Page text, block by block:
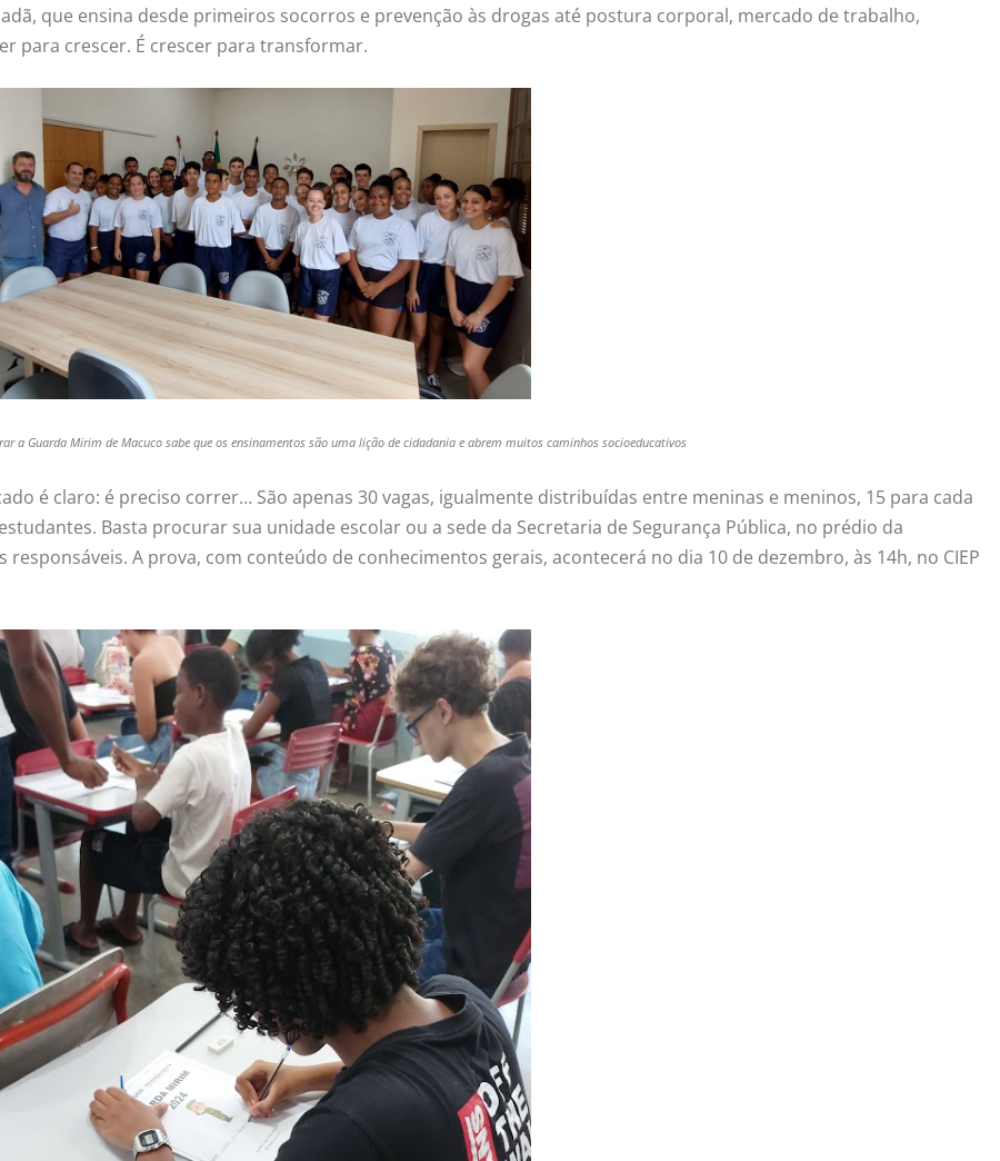
que ensina desde primeiros socorros e prevenção às drogas até postura corporal, mercado de trabalho,
para crescer. É crescer para transformar.
a Guarda Mirim de Macuco sabe que os ensinamentos são uma lição de cidadania e abrem muitos caminhos socioeducativos
é claro: é preciso correr… São apenas 30 vagas, igualmente distribuídas entre meninas e meninos, 15 para cada
Basta procurar sua unidade escolar ou a sede da Secretaria de Segurança Pública, no prédio da
A prova, com conteúdo de conhecimentos gerais, acontecerá no dia 10 de dezembro, às 14h, no CIEP